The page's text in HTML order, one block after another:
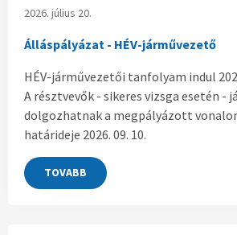
2026. július 20.
Álláspályázat - HÉV-járművezető
HÉV-járművezetői tanfolyam indul
A résztvevők - sikeres vizsga esetén -
dolgozhatnak a megpályázott
határideje 2026. 09. 10.
TOVABB